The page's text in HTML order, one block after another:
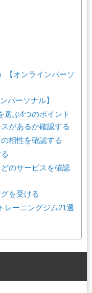
【オンラインパーソ
パーソナル】
選ぶ4つのポイント
があるか確認する
相性を確認する
のサービスを確認
を受ける
レーニングジム21選